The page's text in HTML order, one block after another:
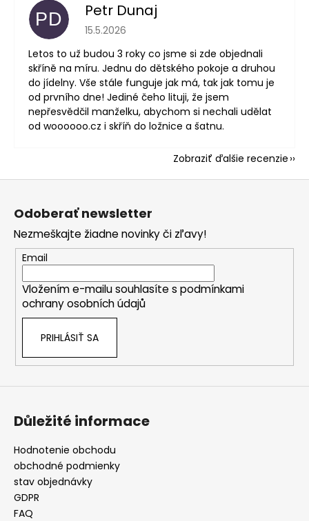
PD Petr Dunaj
Hodnotenie obchodu je 5 z 5 hviezdičiek.
15.5.2026
Letos to už budou 3 roky co jsme si zde objednali
skříně na míru. Jednu do dětského pokoje a druhou
do jídelny. Vše stále funguje jak má, tak jak tomu je
od prvního dne! Jediné čeho lituji, že jsem
nepřesvědčil manželku, abychom si nechali udělat
od woooooo.cz i skříň do ložnice a šatnu.
Zobraziť ďalšie recenzie
Z
Odoberať newsletter
Nezmeškajte žiadne novinky či zľavy!
Email
Vložením e-mailu souhlasíte s podmínkami
ochrany osobních údajů
PRIHLÁSIŤ SA
Důležité informace
Hodnotenie obchodu
obchodné podmienky
stav objednávky
GDPR
FAQ